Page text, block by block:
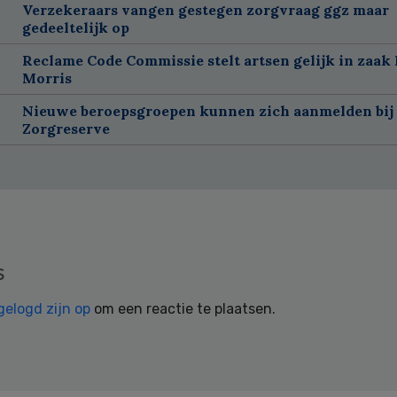
Verzekeraars vangen gestegen zorgvraag ggz maar
gedeeltelijk op
Reclame Code Commissie stelt artsen gelijk in
Morris
Nieuwe beroepsgroepen kunnen zich aanmelden
Zorgreserve
zijn op om een reactie te plaatsen.